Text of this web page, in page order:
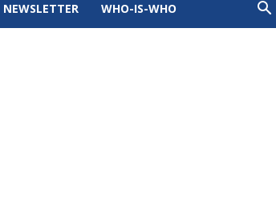
NEWSLETTER WHO-IS-WHO